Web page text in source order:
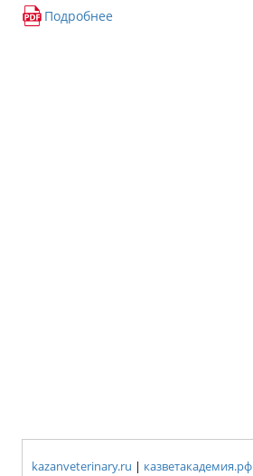
Подробнее
kazanveterinary.ru | казветакадемия.рф